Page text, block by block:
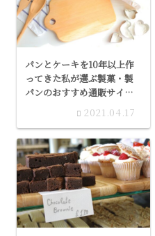
パンとケーキを10年以上作
ってきた私が選ぶ製菓・製
パンのおすすめ通販サイ
さえとけばOKです
2021.04.17